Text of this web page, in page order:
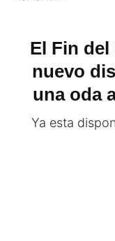
El Fin
nuevo
una oda
Ya esta